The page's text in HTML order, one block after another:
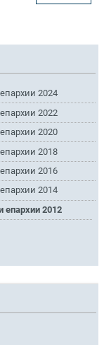
2024
2022
2020
2018
2016
2014
епархии 2012